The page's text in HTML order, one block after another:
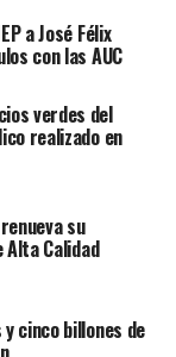
a José Félix
con las AUC
verdes del
realizado en
su
Calidad
cinco billones de